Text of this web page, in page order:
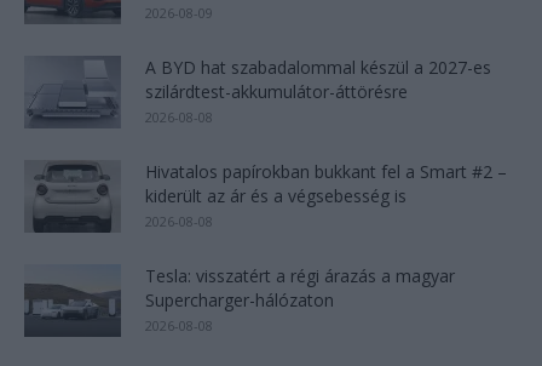
2026-08-09
A BYD hat szabadalommal készül a 2027-es
szilárdtest-akkumulátor-áttörésre
2026-08-08
Hivatalos papírokban bukkant fel a Smart #2 –
kiderült az ár és a végsebesség is
2026-08-08
Tesla: visszatért a régi árazás a magyar
Supercharger-hálózaton
2026-08-08